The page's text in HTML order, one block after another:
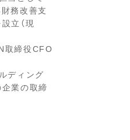
務改善支
立（現
取締役CFO
ディング
業の取締